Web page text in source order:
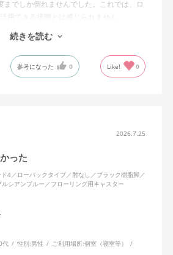
までしか倒れませんでした。これでは、ロ
用できる状態とは感じられません。
同シリーズのWizard2を使用していま
ング強度調整機能が備わっており、最弱に
おり体重を預けることで背もたれは可動
い利用者は数多くいると思われるため、
としてどのような使用感を想定している
。
やすい反力特性に自動調整する機能」と
し、この機能と、最弱設定でも背もたれ
ませんでした。
続きを読む
参考になった 0 Like! 0
2026.7.25
った
4／ローバックタイプ／肘なし／ブラック樹脂脚／
シアンブルー／フローリング用キャスター
代 性別:男性 ご利用場所:個室（寝室等）